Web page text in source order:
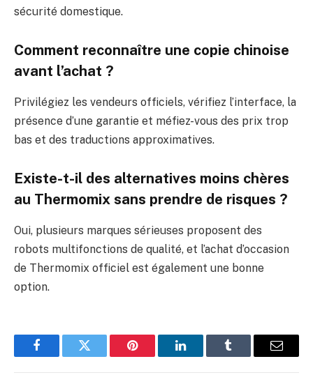
sécurité domestique.
Comment reconnaître une copie chinoise
avant l’achat ?
Privilégiez les vendeurs officiels, vérifiez l’interface, la
présence d’une garantie et méfiez-vous des prix trop
bas et des traductions approximatives.
Existe-t-il des alternatives moins chères
au Thermomix sans prendre de risques ?
Oui, plusieurs marques sérieuses proposent des
robots multifonctions de qualité, et l’achat d’occasion
de Thermomix officiel est également une bonne
option.
FacebookTwitter Pinterest LinkedInTumblr
E-